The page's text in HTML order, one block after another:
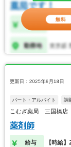
更新日：2025年9月18日
パート・アルバイト 調
こむぎ薬局 三国橋店
薬剤師
給与 【時給